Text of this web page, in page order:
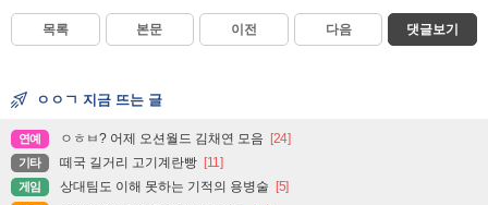
목록 본문 이전 다음 댓글보기
ㅇㅇㄱ 지금 뜨는 글
연예 ㅇㅎㅂ? 어제 오션월드 김채연 모음 [24]
기타 떼국 길거리 고기계란빵 [11]
게임 상대팀도 이해 못하는 기적의 용병술 [5]